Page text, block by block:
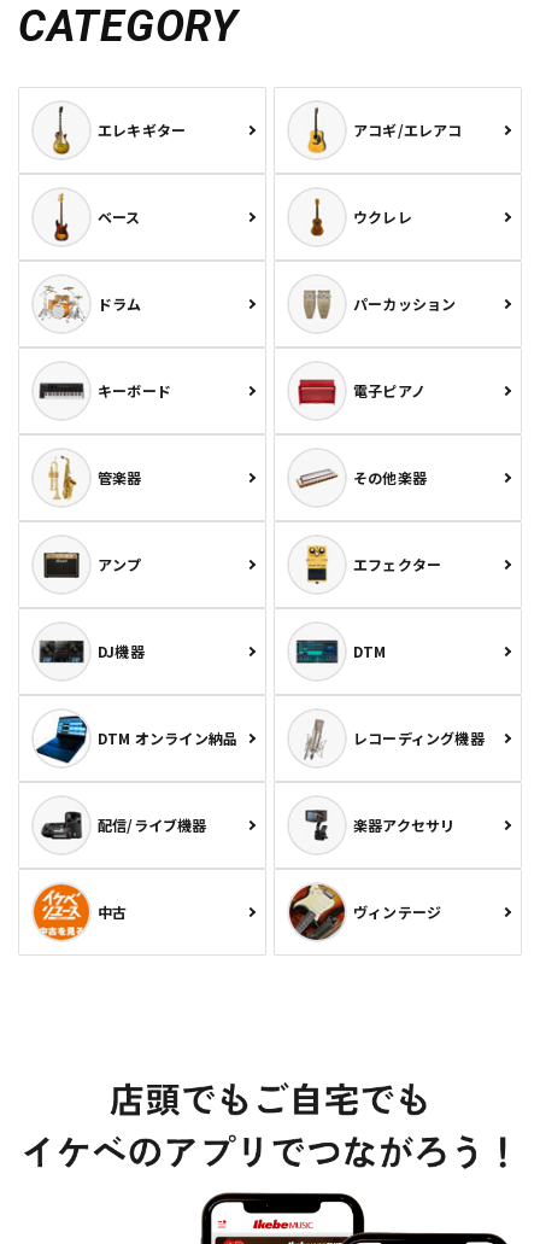
CATEGORY
エレキギター アコギ/エレアコ
ベース ウクレレ
ドラム パーカッション
キーボード 電子ピアノ
管楽器 その他楽器
アンプ エフェクター
DJ機器 DTM
DTM オンライン納品 レコーディング機器
配信/ライブ機器 楽器アクセサリ
中古 ヴィンテージ